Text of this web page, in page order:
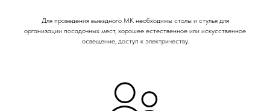
Для проведения выездного МК необходимы столы и стулья для
организации посадочных мест, хорошее естественное или искусственное
освещение, доступ к электричеству.